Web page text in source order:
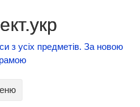
з усіх предметів. За новою